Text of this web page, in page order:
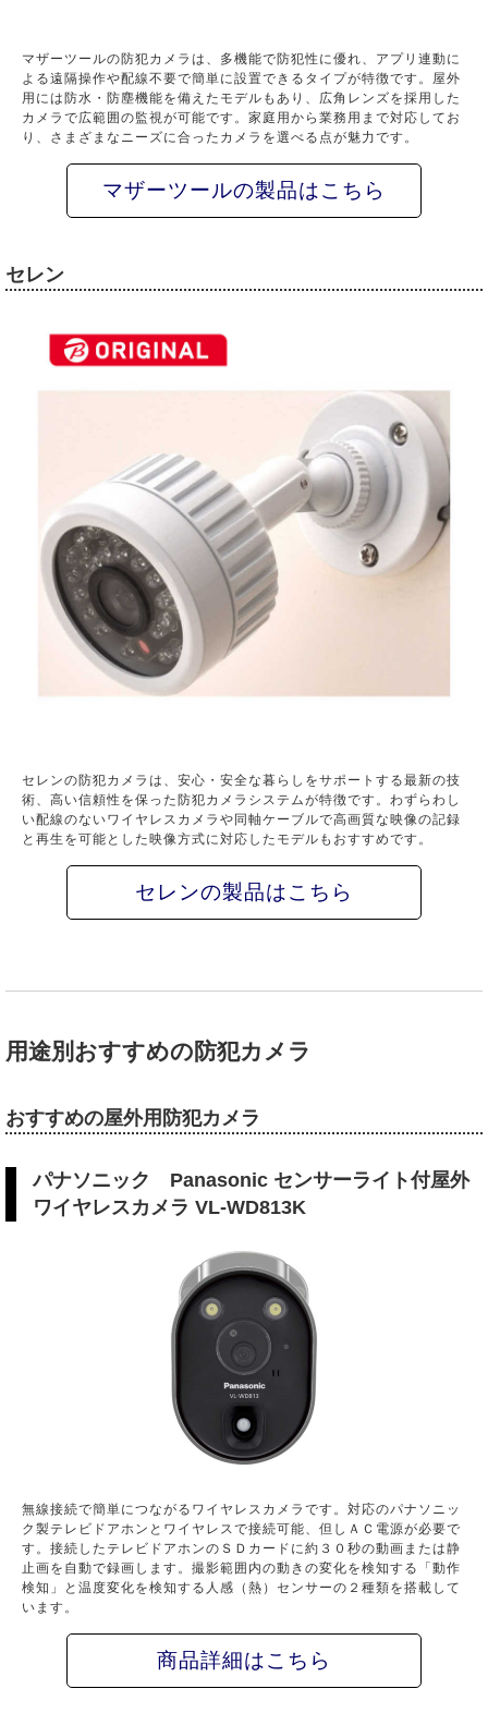
マザーツールの防犯カメラは、多機能で防犯性に優れ、アプリ連動に
よる遠隔操作や配線不要で簡単に設置できるタイプが特徴です。屋外
用には防水・防塵機能を備えたモデルもあり、広角レンズを採用した
カメラで広範囲の監視が可能です。家庭用から業務用まで対応してお
り、さまざまなニーズに合ったカメラを選べる点が魅力です。
マザーツールの製品はこちら
セレン
セレンの防犯カメラは、安心・安全な暮らしをサポートする最新の技
術、高い信頼性を保った防犯カメラシステムが特徴です。わずらわし
い配線のないワイヤレスカメラや同軸ケーブルで高画質な映像の記録
と再生を可能とした映像方式に対応したモデルもおすすめです。
セレンの製品はこちら
用途別おすすめの防犯カメラ
おすすめの屋外用防犯カメラ
パナソニック Panasonic センサーライト付屋外
ワイヤレスカメラ VL-WD813K
無線接続で簡単につながるワイヤレスカメラです。対応のパナソニッ
ク製テレビドアホンとワイヤレスで接続可能、但しＡＣ電源が必要で
す。接続したテレビドアホンのＳＤカードに約３０秒の動画または静
止画を自動で録画します。撮影範囲内の動きの変化を検知する「動作
検知」と温度変化を検知する人感（熱）センサーの２種類を搭載して
います。
商品詳細はこちら